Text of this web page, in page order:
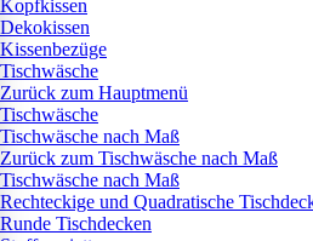
Kopfkissen
Dekokissen
Kissenbezüge
Tischwäsche
Zurück zum Hauptmenü
Tischwäsche
Tischwäsche nach Maß
Zurück zum Tischwäsche nach Maß
Tischwäsche nach Maß
Rechteckige und Quadratische
Runde Tischdecken